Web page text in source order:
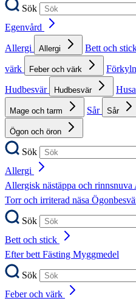
Sök
Egenvård
Allergi
Allergi Bett och
värk
Feber och värk
Hudbesvär
Hudbesvär
Mage och tarm Sår Sår
Ögon och öron
Sök
Allergi
Allergisk nästäppa och rinnsnuva
Torr och irriterad näsa
Sök
Bett och stick
Efter bettFästing Myggmedel
Sök
Feber och värk